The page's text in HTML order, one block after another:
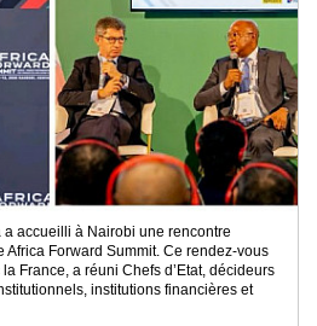
a accueilli à Nairobi une rencontre
Africa Forward Summit. Ce rendez-vous
France, a réuni Chefs d’Etat, décideurs
institutions financières et